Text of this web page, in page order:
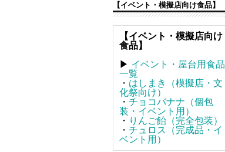
【イベント・模擬店向け食品】
【イベント・模擬店向け
食品】
▶ イベント・屋台用食品
一覧
・ はしまき（模擬店・文
化祭向け）
・ チョコバナナ（個包
装・イベント用）
・ りんご飴（完全包装）
・ チュロス（完成品・イ
ベント用）